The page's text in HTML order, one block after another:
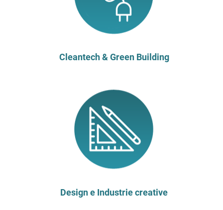
Cleantech & Green Building
Design e Industrie creative